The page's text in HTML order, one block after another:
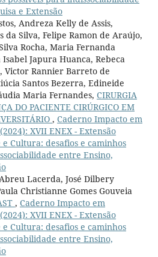
e Extensão
Andreza Kelly de Assis,
da Silva, Felipe Ramon de Araújo,
Rocha, Maria Fernanda
Japura Huanca, Rebeca
Victor Rannier Barreto de
Santos Bezerra, Edineide
Maria Fernandes, CIRURGIA
DO PACIENTE CIRÚRGICO EM
, Caderno Impacto em
XVII ENEX - Extensão
Cultura: desafios e caminhos
entre Ensino,
Lacerda, José Dilbery
Christianne Gomes Gouveia
, Caderno Impacto em
XVII ENEX - Extensão
Cultura: desafios e caminhos
entre Ensino,